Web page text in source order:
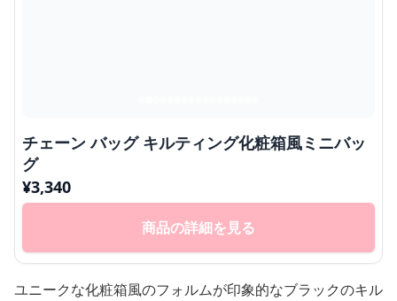
チェーン バッグ キルティング化粧箱風ミニバッ
グ
¥3,340
商品の詳細を見る
ユニークな化粧箱風のフォルムが印象的なブラックのキル